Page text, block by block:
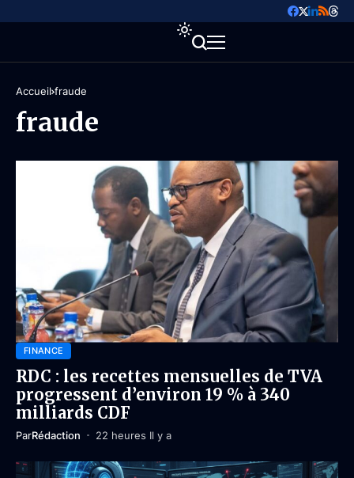
Accueil fraude
fraude
FINANCE
RDC : les recettes mensuelles de TVA
progressent d’environ 19 % à 340
milliards CDF
ParRédaction 22 heures Il y a